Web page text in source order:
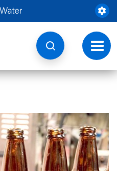
切
换
导
航